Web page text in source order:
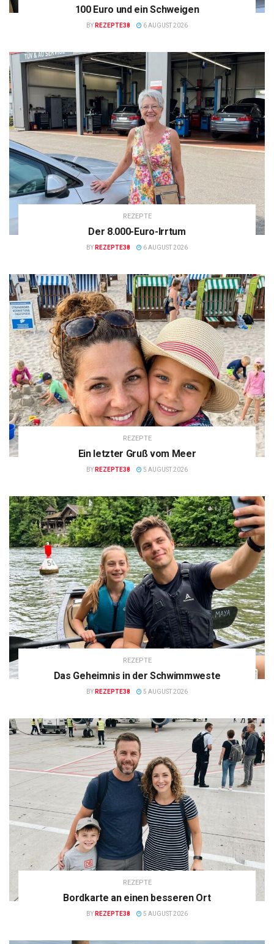
100 Euro und ein Schweigen
BY REZEPTE38 6 AUGUST 2026
REZEPTE
Der 8.000-Euro-Irrtum
BY REZEPTE38 6 AUGUST 2026
REZEPTE
Ein letzter Gruß vom Meer
BY REZEPTE38 5 AUGUST 2026
REZEPTE
Das Geheimnis in der Schwimmweste
BY REZEPTE38 5 AUGUST 2026
REZEPTE
Bordkarte an einen besseren Ort
BY REZEPTE38 5 AUGUST 2026